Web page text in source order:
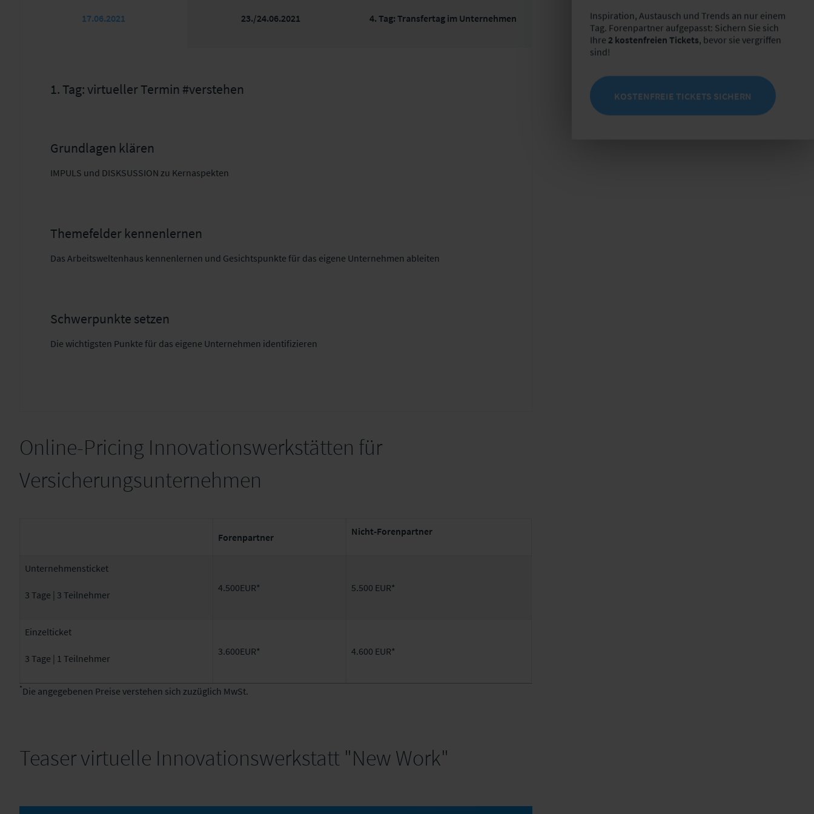
17.06.2021 23./24.06.2021 4. Tag: Transfertag im Unternehmen
1. Tag: virtueller Termin #verstehen
Grundlagen klären
IMPULS und DISKSUSSION zu Kernaspekten
Themefelder kennenlernen
Das Arbeitsweltenhaus kennenlernen und Gesichtspunkte für das eigene Unternehmen ableiten
Schwerpunkte setzen
Die wichtigsten Punkte für das eigene Unternehmen identifizieren
Online-Pricing Innovationswerkstätten für
Versicherungsunternehmen
Forenpartner Nicht-Forenpartner
Unternehmensticket
3 Tage | 3 Teilnehmer
4.500EUR* 5.500 EUR*
Einzelticket
3 Tage | 1 Teilnehmer
3.600EUR* 4.600 EUR*
*Die angegebenen Preise verstehen sich zuzüglich MwSt.
Teaser virtuelle Innovationswerkstatt "New Work"
Inspiration, Austausch und Trends an nur einem
Tag. Forenpartner aufgepasst: Sichern Sie sich
Ihre 2 kostenfreien Tickets, bevor sie vergriffen
sind!
KOSTENFREIE TICKETS SICHERN